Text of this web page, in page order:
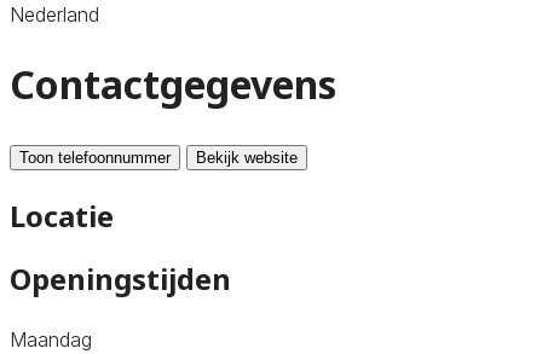
Nederland
Contactgegevens
Toon telefoonnummer Bekijk website
Locatie
Openingstijden
Maandag